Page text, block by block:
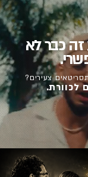
זה כבר לא
צעירים?
לכוורת.